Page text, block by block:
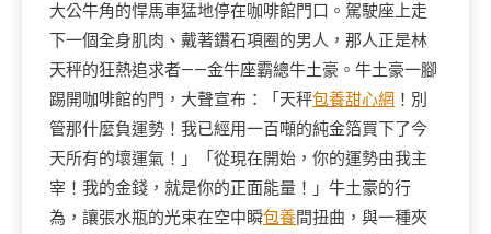
大公牛角的悍馬車猛地停在咖啡館門口。駕駛座上走
下一個全身肌肉、戴著鑽石項圈的男人，那人正是林
天秤的狂熱追求者——金牛座霸總牛土豪。牛土豪一腳
踢開咖啡館的門，大聲宣布：「天秤包養甜心網 ！別
管那什麼負運勢！我已經用一百噸的純金箔買下了今
天所有的壞運氣！」「從現在開始，你的運勢由我主
宰！我的金錢，就是你的正面能量！」牛土豪的行
為，讓張水瓶的光束在空中瞬包養間扭曲，與一種夾